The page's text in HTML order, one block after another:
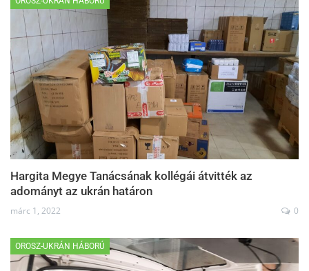
Hargita Megye Tanácsának kollégái átvitték az
adományt az ukrán határon
márc 1, 2022 0
OROSZ-UKRÁN HÁBORÚ